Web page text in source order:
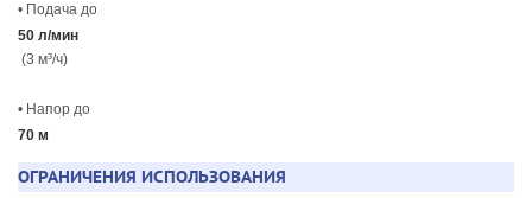
• Подача до
50 л/мин
(3 м³/ч)
• Напор до
70 м
ОГРАНИЧЕНИЯ ИСПОЛЬЗОВАНИЯ